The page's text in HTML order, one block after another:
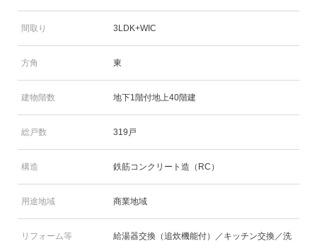
間取り 3LDK+WIC
方角 東
建物階数 地下1階付地上40階建
総戸数 319戸
構造 鉄筋コンクリート造（RC）
用途地域 商業地域
リフォーム等
給湯器交換（追炊機能付）／キッチン交換／洗